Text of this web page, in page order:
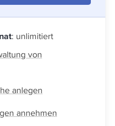
: unlimitiert
von
anlegen
annehmen